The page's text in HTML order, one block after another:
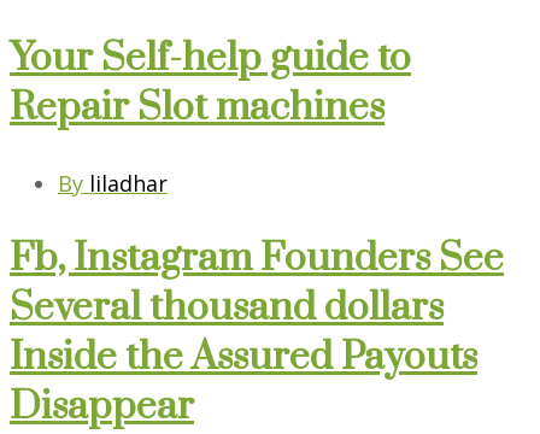
Your Self-help guide to
Repair Slot machines
By liladhar
Fb, Instagram Founders See
Several thousand dollars
Inside the Assured Payouts
Disappear